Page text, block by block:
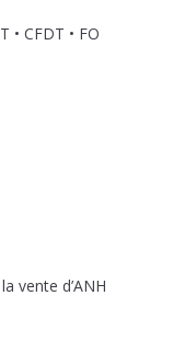
• CFDT • FO
vente d’ANH